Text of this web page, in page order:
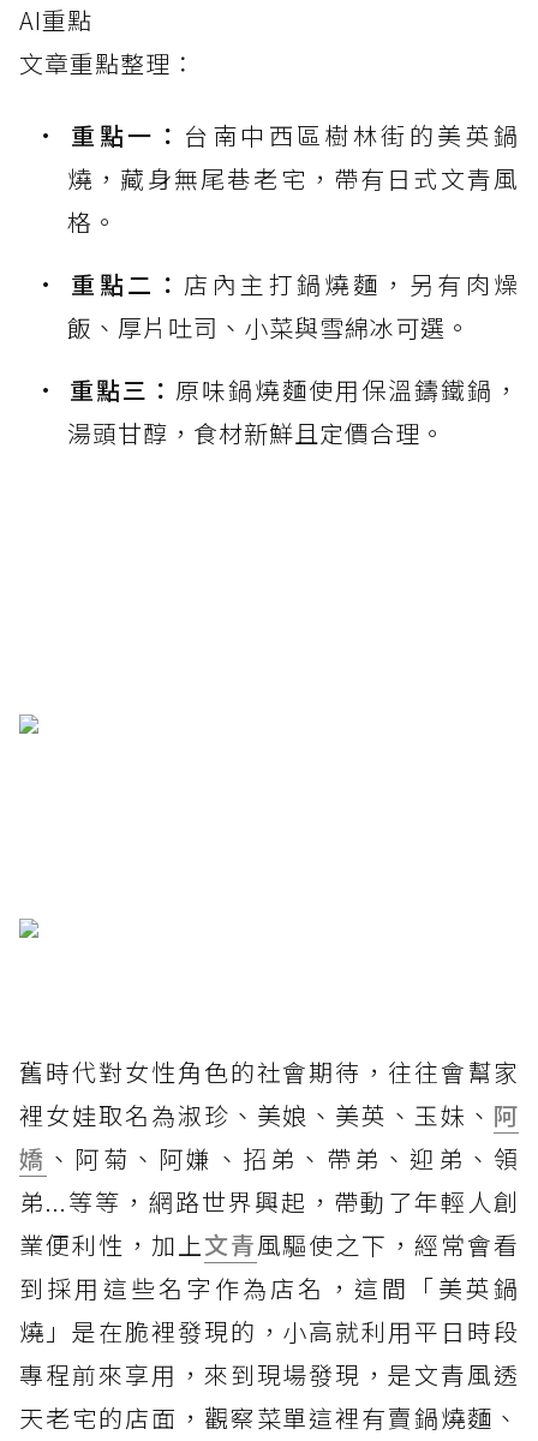
AI重點
文章重點整理：
重點一： 台南中西區樹林街的美英鍋
燒，藏身無尾巷老宅，帶有日式文青風
格。
重點二： 店內主打鍋燒麵，另有肉燥
飯、厚片吐司、小菜與雪綿冰可選。
重點三： 原味鍋燒麵使用保溫鑄鐵鍋，
湯頭甘醇，食材新鮮且定價合理。
舊時代對女性角色的社會期待，往往會幫家
裡女娃取名為淑珍、美娘、美英、玉妹、 阿
嬌 、阿菊、阿嫌、招弟、帶弟、迎弟、領
弟...等等，網路世界興起，帶動了年輕人創
業便利性，加上文青風驅使之下，經常會看
到採用這些名字作為店名，這間「美英鍋
燒」是在脆裡發現的，小高就利用平日時段
專程前來享用，來到現場發現，是文青風透
天老宅的店面，觀察菜單這裡有賣鍋燒麵、